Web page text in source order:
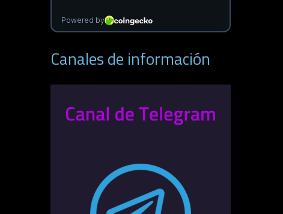
Canales de información